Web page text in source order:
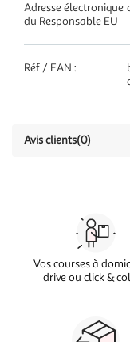
Adresse électronique
du Responsable EU
Réf / EAN :
Avis clients(0)
Vos courses à
drive ou click &